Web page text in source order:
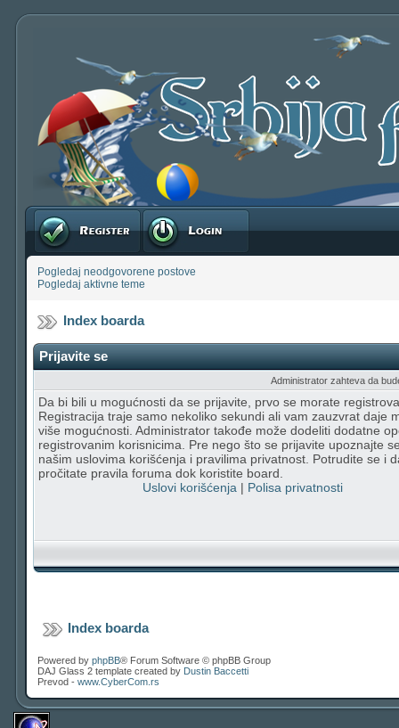
Registruj se Prijavite se
Pogledaj neodgovorene postove
Pogledaj aktivne teme
Index boarda
Prijavite se
Administrator zahteva da
Da bi bili u mogućnosti da se prijavite, prvo se morate
Registracija traje samo nekoliko sekundi ali vam zauzvrat daje
više mogućnosti. Administrator takođe može dodeliti dodatne
registrovanim korisnicima. Pre nego što se prijavite upoznajte
našim uslovima korišćenja i pravilima privatnost. Potrudite se i
pročitate pravila foruma dok koristite board.
Uslovi korišćenja | Polisa privatnosti
Index boarda
Powered by phpBB® Forum Software © phpBB Group
DAJ Glass 2 template created by Dustin Baccetti
Prevod - www.CyberCom.rs